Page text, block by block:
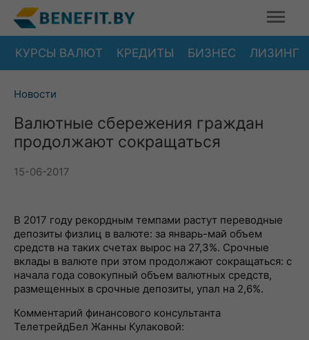
КУРСЫ ВАЛЮТ КРЕДИТЫ БИЗНЕС ЛИЗИНГ
Новости
Валютные сбережения граждан
продолжают сокращаться
15-06-2017
В 2017 году рекордным темпами растут переводные
депозиты физлиц в валюте: за январь-май объем
средств на таких счетах вырос на 27,3%. Срочные
вклады в валюте при этом продолжают сокращаться: с
начала года совокупный объем валютных средств,
размещенных в срочные депозиты, упал на 2,6%.
Комментарий финансового консультанта
ТелетрейдБел Жанны Кулаковой: